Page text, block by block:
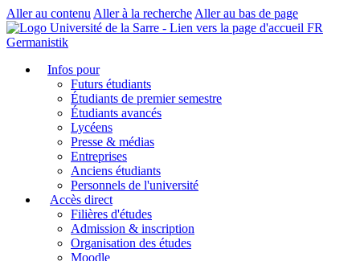
Aller au contenu Aller à la recherche Aller au bas de page
FR
Germanistik
Infos pour
Futurs étudiants
Étudiants de premier semestre
Étudiants avancés
Lycéens
Presse & médias
Entreprises
Anciens étudiants
Personnels de l'université
Accès direct
Filières d'études
Admission & inscription
Organisation des études
Moodle